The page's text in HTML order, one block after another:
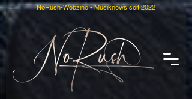
NoRush-Webzine - Musiknews seit 2022